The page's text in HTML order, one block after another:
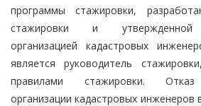
программы стажировки,
стажировки и утвержденной
организацией кадастровых
является руководитель
правилами стажировки. Отказ
организации кадастровых инженеров